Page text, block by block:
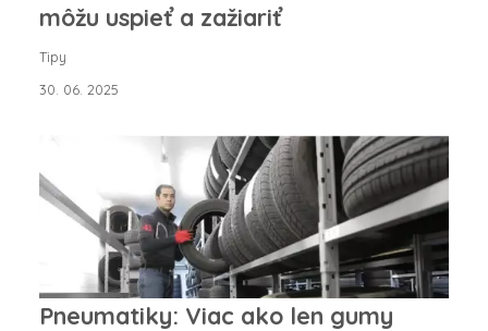
môžu uspieť a zažiariť
Tipy
30. 06. 2025
Pneumatiky: Viac ako len gumy